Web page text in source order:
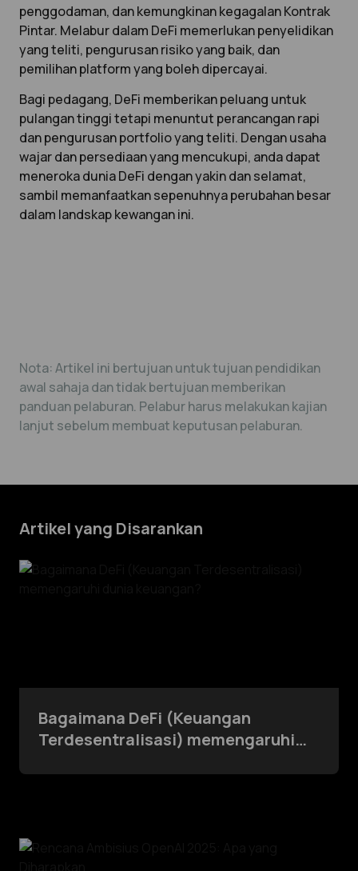
penggodaman, dan kemungkinan kegagalan Kontrak
Pintar. Melabur dalam DeFi memerlukan penyelidikan
yang teliti, pengurusan risiko yang baik, dan
pemilihan platform yang boleh dipercayai.
Bagi pedagang, DeFi memberikan peluang untuk
pulangan tinggi tetapi menuntut perancangan rapi
dan pengurusan portfolio yang teliti. Dengan usaha
wajar dan persediaan yang mencukupi, anda dapat
meneroka dunia DeFi dengan yakin dan selamat,
sambil memanfaatkan sepenuhnya perubahan besar
dalam landskap kewangan ini.
Nota: Artikel ini bertujuan untuk tujuan pendidikan
awal sahaja dan tidak bertujuan memberikan
panduan pelaburan. Pelabur harus melakukan kajian
lanjut sebelum membuat keputusan pelaburan.
Artikel yang Disarankan
Bagaimana DeFi (Keuangan
Terdesentralisasi) memengaruhi